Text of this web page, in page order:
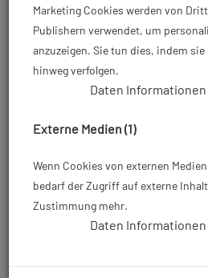
Kopfhaube
129,00 €*
Marketing Cookies werden von
Publishern verwendet, um
anzuzeigen. Sie tun dies, indem
hinweg verfolgen.
Daten
Externe Medien (1)
Wenn Cookies von externen
bedarf der Zugriff auf externe
Zustimmung mehr.
Daten